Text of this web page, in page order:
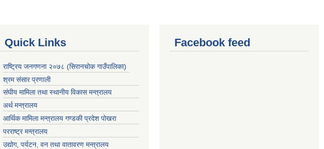
Quick Links
राष्ट्रिय जनगणना २०७८ (सिरानचोक गाउँपालिका)
श्रम संसार प्रणाली
संघीय मामिला तथा स्थानीय विकास मन्त्रालय
अर्थ मन्त्रालय
आर्थिक मामिला मन्त्रालय गण्डकी प्रदेश पोखरा
परराष्ट्र मन्त्रालय
उद्योग, पर्यटन, वन तथा वातावरण मन्त्रालय
Facebook feed